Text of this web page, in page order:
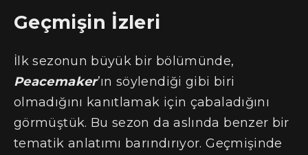
Geçmişin İzleri
İlk sezonun büyük bir bölümünde,
Peacemaker’ın söylendiği gibi biri
olmadığını kanıtlamak için çabaladığını
görmüştük. Bu sezon da aslında benzer bir
tematik anlatımı barındırıyor. Geçmişinde